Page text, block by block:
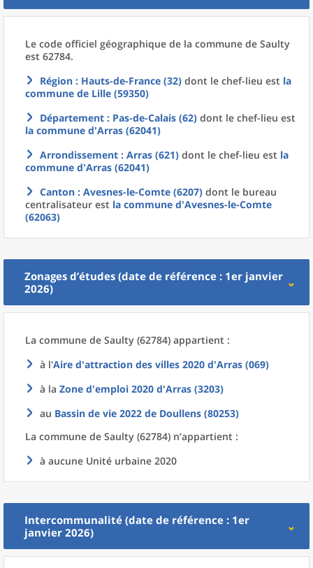
Le code officiel géographique de la commune de Saulty
est 62784.
Région : Hauts-de-France (32) dont le chef-lieu est la
commune de Lille (59350)
Département : Pas-de-Calais (62) dont le chef-lieu est
la commune d'Arras (62041)
Arrondissement : Arras (621) dont le chef-lieu est la
commune d'Arras (62041)
Canton : Avesnes-le-Comte (6207) dont le bureau
centralisateur est la commune d'Avesnes-le-Comte
(62063)
Zonages d’études (date de référence : 1er janvier
2026)
La commune de Saulty (62784) appartient :
à l'Aire d'attraction des villes 2020 d'Arras (069)
à la Zone d'emploi 2020 d'Arras (3203)
au Bassin de vie 2022 de Doullens (80253)
La commune de Saulty (62784) n’appartient :
à aucune Unité urbaine 2020
Intercommunalité (date de référence : 1er
janvier 2026)